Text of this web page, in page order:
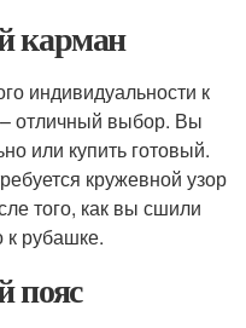
карман
индивидуальности к
отличный выбор. Вы
или купить готовый.
кружевной узор
того, как вы сшили
к рубашке.
пояс